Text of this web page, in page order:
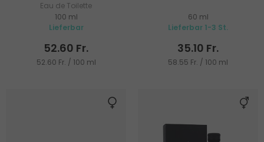
Eau de Toilette
100 ml
Lieferbar
52.60 Fr.
52.60 Fr. / 100 ml
60 ml
Lieferbar 1-3 St.
35.10 Fr.
58.55 Fr. / 100 ml